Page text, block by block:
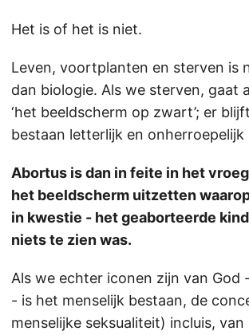
Het is of het is niet.
Leven, voortplanten en sterven is
dan biologie. Als we sterven, gaat
‘het beeldscherm op zwart’; er
bestaan letterlijk en onherroepelijk
Abortus is dan in feite in het
het beeldscherm uitzetten
in kwestie - het geaborteerde
niets te zien was.
Als we echter iconen zijn van God
- is het menselijk bestaan, de
menselijke seksualiteit) incluis, van